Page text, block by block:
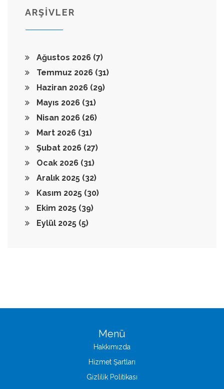
ARŞİVLER
Ağustos 2026 (7)
Temmuz 2026 (31)
Haziran 2026 (29)
Mayıs 2026 (31)
Nisan 2026 (26)
Mart 2026 (31)
Şubat 2026 (27)
Ocak 2026 (31)
Aralık 2025 (32)
Kasım 2025 (30)
Ekim 2025 (39)
Eylül 2025 (5)
Menü
Hakkımızda
Hizmet Şartları
Gizlilik Politikası